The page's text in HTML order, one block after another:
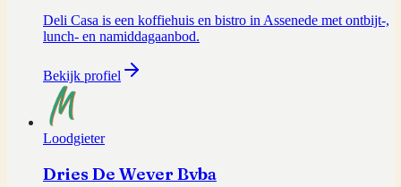
Deli Casa is een koffiehuis en bistro in Assenede met ontbijt-,
lunch- en namiddagaanbod.
Bekijk profiel
Loodgieter
Dries De Wever Bvba